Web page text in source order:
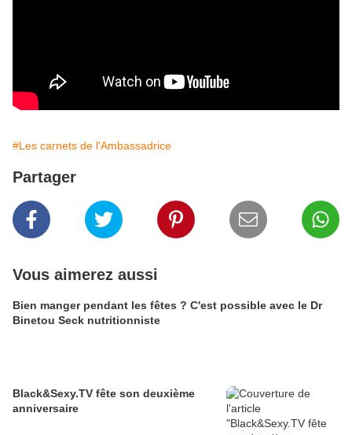
#Les carnets de l'Ambassadrice
Partager
Vous aimerez aussi
Bien manger pendant les fêtes ? C'est possible avec le Dr
Binetou Seck nutritionniste
Black&Sexy.TV fête son deuxième
anniversaire